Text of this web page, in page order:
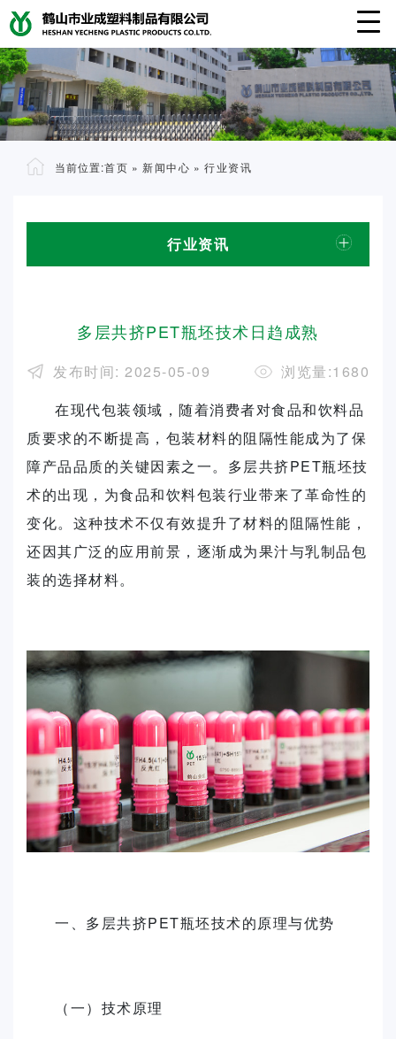
当前位置:首页 » 新闻中心 » 行业资讯
行业资讯
多层共挤PET瓶坯技术日趋成熟
发布时间: 2025-05-09
浏览量:1680
在现代包装领域，随着消费者对食品和饮料品
质要求的不断提高，包装材料的阻隔性能成为了保
障产品品质的关键因素之一。多层共挤PET瓶坯技
术的出现，为食品和饮料包装行业带来了革命性的
变化。这种技术不仅有效提升了材料的阻隔性能，
还因其广泛的应用前景，逐渐成为果汁与乳制品包
装的选择材料。
一、多层共挤PET瓶坯技术的原理与优势
（一）技术原理